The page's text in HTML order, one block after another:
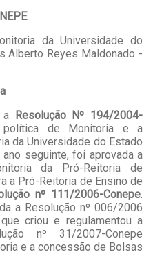
da Universidade do
Alberto Reyes Maldonado -
a
Resolução Nº 194/2004-
política de Monitoria e a
da Universidade do Estado
seguinte, foi aprovada a
da Pró-Reitoria de
a Pró-Reitoria de Ensino de
nº 111/2006-Conepe.
a Resolução nº 006/2006
que criou e regulamentou a
nº 31/2007-Conepe
e a concessão de Bolsas